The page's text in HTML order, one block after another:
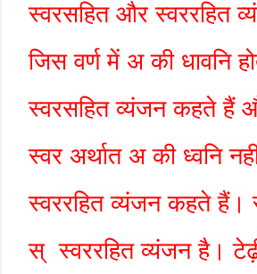
स्वरसहित और स्वररहित
जिस वर्ण में अ की धावनि
स्वरसहित व्यंजन कहते हैं
स्वर अर्थात अ की ध्वनि
स्वररहित व्यंजन कहते हैं।
स् स्वररहित व्यंजन है।